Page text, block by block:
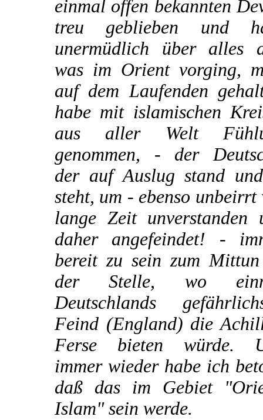
einmal offen bekannten
treu geblieben und
unermüdlich über alles
was im Orient vorging,
auf dem Laufenden
habe mit islamischen
aus aller Welt
genommen, - der
der auf Auslug stand
steht, um - ebenso unbeirrt
lange Zeit unverstanden
daher angefeindet! -
bereit zu sein zum
der Stelle, wo
Deutschlands
Feind (England) die
Ferse bieten würde.
immer wieder habe ich
daß das im Gebiet
Islam" sein werde.